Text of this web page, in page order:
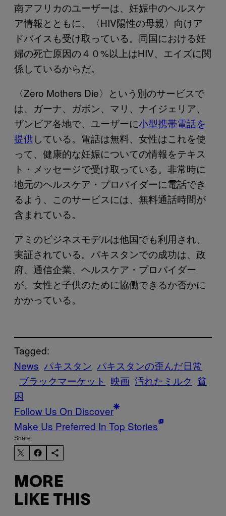
南アフリカのユーザーは、妊娠中のヘルスケ
ア情報とともに、〈HIV陽性の母親〉向けア
ドバイスも受け取っている。同国における妊
婦の死亡原因の４０%以上はHIV、エイズに関
係しているからだ。
〈Zero Mothers Die〉という別のサービスで
は、ガーナ、ガボン、マリ、ナイジェリア、
ザンビア各地で、ユーザーに小型携帯電話を
提供している。電話は無料、女性はこれを使
って、健康的な妊娠についての情報をテキス
ト・メッセージで受け取っている。非常時に
地元のヘルスケア・プロバイダーに電話でき
るよう、このサービスには、無料通話時間が
含まれている。
アミのビジネスモデルは他国でも利用され、
実証されている。パキスタンでの成功は、政
府、通信企業、ヘルスケア・プロバイダー
が、女性と子供のために協働できるか否かに
かかっている。
Tagged:
News パキスタン パキスタンの歪んだ日常
ブラックマーケット 映画 汚れたミルク 貧
困
Follow Us On Discover
Make Us Preferred In Top Stories
Share:
MORE
LIKE THIS